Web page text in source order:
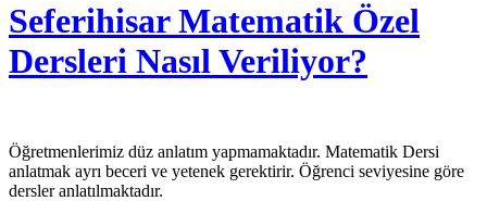
Seferihisar Matematik Özel
Dersleri Nasıl Veriliyor?
Öğretmenlerimiz düz anlatım yapmamaktadır. Matematik Dersi
anlatmak ayrı beceri ve yetenek gerektirir. Öğrenci seviyesine göre
dersler anlatılmaktadır.